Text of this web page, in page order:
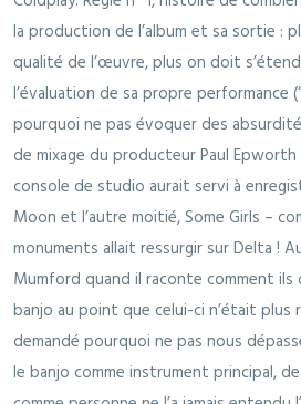
la production de l’album et sa sortie :
qualité de l’œuvre, plus on doit
l’évaluation de sa propre performance
pourquoi ne pas évoquer des
de mixage du producteur Paul
console de studio aurait servi à
Moon et l’autre moitié, Some Girls –
monuments allait ressurgir sur Delta !
Mumford quand il raconte comment
banjo au point que celui-ci n’était plus
demandé pourquoi ne pas nous
le banjo comme instrument principal,